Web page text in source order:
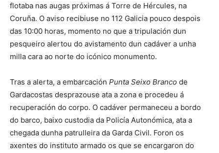
flotaba nas augas próximas á Torre de Hércules, na
Coruña. O aviso recibiuse no 112 Galicia pouco despois
das 10:00 horas, momento no que a tripulación dun
pesqueiro alertou do avistamento dun cadáver a unha
milla cara ao norte do icónico monumento.
Tras a alerta, a embarcación Punta Seixo Branco de
Gardacostas desprazouse ata a zona e procedeu á
recuperación do corpo. O cadáver permaneceu a bordo
do barco, baixo custodia da Policía Autonómica, ata a
chegada dunha patrulleira da Garda Civil. Foron os
axentes do instituto armado os que se encargaron do